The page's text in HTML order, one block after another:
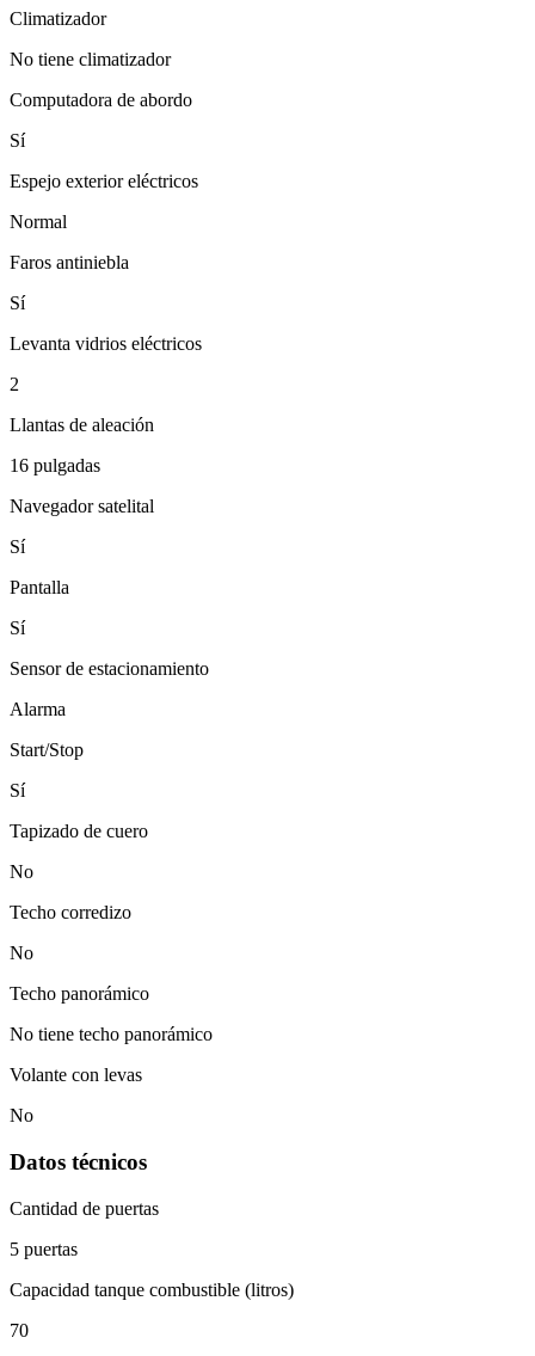
Climatizador
No tiene climatizador
Computadora de abordo
Sí
Espejo exterior eléctricos
Normal
Faros antiniebla
Sí
Levanta vidrios eléctricos
2
Llantas de aleación
16 pulgadas
Navegador satelital
Sí
Pantalla
Sí
Sensor de estacionamiento
Alarma
Start/Stop
Sí
Tapizado de cuero
No
Techo corredizo
No
Techo panorámico
No tiene techo panorámico
Volante con levas
No
Datos técnicos
Cantidad de puertas
5 puertas
Capacidad tanque combustible (litros)
70